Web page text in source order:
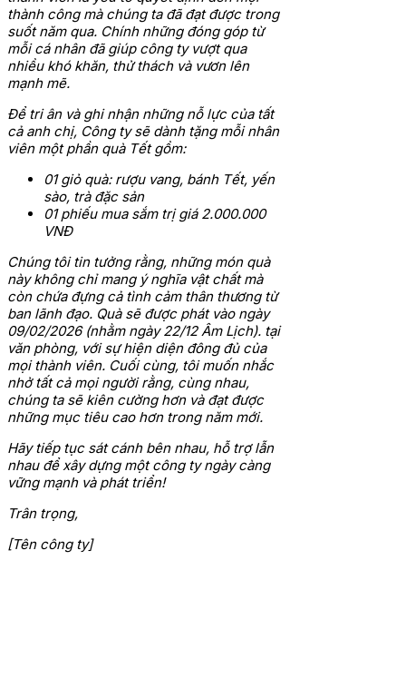
thành công mà chúng ta đã đạt được trong
suốt năm qua. Chính những đóng góp từ
mỗi cá nhân đã giúp công ty vượt qua
nhiều khó khăn, thử thách và vươn lên
mạnh mẽ.
Để tri ân và ghi nhận những nỗ lực của tất
cả anh chị, Công ty sẽ dành tặng mỗi nhân
viên một phần quà Tết gồm:
01 giỏ quà: rượu vang, bánh Tết, yến
sào, trà đặc sản
01 phiếu mua sắm trị giá 2.000.000
VNĐ
Chúng tôi tin tưởng rằng, những món quà
này không chỉ mang ý nghĩa vật chất mà
còn chứa đựng cả tình cảm thân thương từ
ban lãnh đạo. Quà sẽ được phát vào ngày
09/02/2026 (nhằm ngày 22/12 Âm Lịch). tại
văn phòng, với sự hiện diện đông đủ của
mọi thành viên. Cuối cùng, tôi muốn nhắc
nhở tất cả mọi người rằng, cùng nhau,
chúng ta sẽ kiên cường hơn và đạt được
những mục tiêu cao hơn trong năm mới.
Hãy tiếp tục sát cánh bên nhau, hỗ trợ lẫn
nhau để xây dựng một công ty ngày càng
vững mạnh và phát triển!
Trân trọng,
[Tên công ty]